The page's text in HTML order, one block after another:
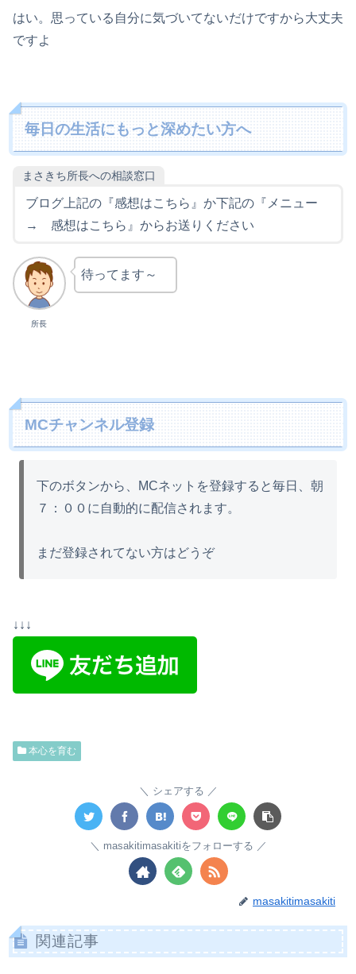
はい。思っている自分に気づいてないだけですから大丈夫
ですよ
毎日の生活にもっと深めたい方へ
まさきち所長への相談窓口
ブログ上記の『感想はこちら』か下記の『メニュー
→ 感想はこちら』からお送りください
所長
待ってます～
MCチャンネル登録
下のボタンから、MCネットを登録すると毎日、朝
７：００に自動的に配信されます。
まだ登録されてない方はどうぞ
↓↓↓
本心を育む
シェアする
masakitimasakitiをフォローする
masakitimasakiti
関連記事